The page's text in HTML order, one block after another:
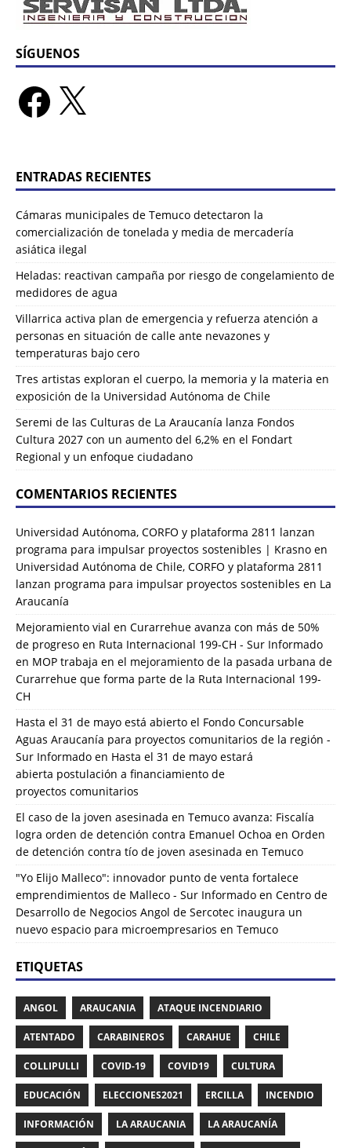
SÍGUENOS
ENTRADAS RECIENTES
Cámaras municipales de Temuco detectaron la
comercialización de tonelada y media de mercadería
asiática ilegal
Heladas: reactivan campaña por riesgo de congelamiento de
medidores de agua
Villarrica activa plan de emergencia y refuerza atención a
personas en situación de calle ante nevazones y
temperaturas bajo cero
Tres artistas exploran el cuerpo, la memoria y la materia en
exposición de la Universidad Autónoma de Chile
Seremi de las Culturas de La Araucanía lanza Fondos
Cultura 2027 con un aumento del 6,2% en el Fondart
Regional y un enfoque ciudadano
COMENTARIOS RECIENTES
Universidad Autónoma, CORFO y plataforma 2811 lanzan
programa para impulsar proyectos sostenibles | Krasno en
Universidad Autónoma de Chile, CORFO y plataforma 2811
lanzan programa para impulsar proyectos sostenibles en La
Araucanía
Mejoramiento vial en Curarrehue avanza con más de 50%
de progreso en Ruta Internacional 199-CH - Sur Informado
en MOP trabaja en el mejoramiento de la pasada urbana de
Curarrehue que forma parte de la Ruta Internacional 199-
CH
Hasta el 31 de mayo está abierto el Fondo Concursable
Aguas Araucanía para proyectos comunitarios de la región -
Sur Informado en Hasta el 31 de mayo estará
abierta postulación a financiamiento de
proyectos comunitarios
El caso de la joven asesinada en Temuco avanza: Fiscalía
logra orden de detención contra Emanuel Ochoa en Orden
de detención contra tío de joven asesinada en Temuco
"Yo Elijo Malleco": innovador punto de venta fortalece
emprendimientos de Malleco - Sur Informado en Centro de
Desarrollo de Negocios Angol de Sercotec inaugura un
nuevo espacio para microempresarios en Temuco
ETIQUETAS
ANGOL ARAUCANIA ATAQUE INCENDIARIO
ATENTADO CARABINEROS CARAHUE CHILE
COLLIPULLI COVID-19 COVID19 CULTURA
EDUCACIÓN ELECCIONES2021 ERCILLA INCENDIO
INFORMACIÓN LA ARAUCANIA LA ARAUCANÍA